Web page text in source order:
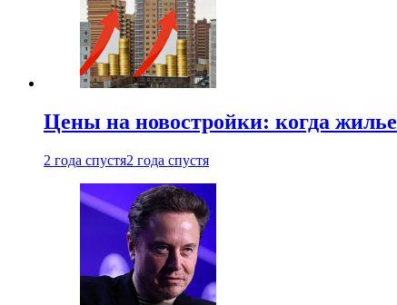
Цены на новостройки: когда
2 года спустя2 года спустя